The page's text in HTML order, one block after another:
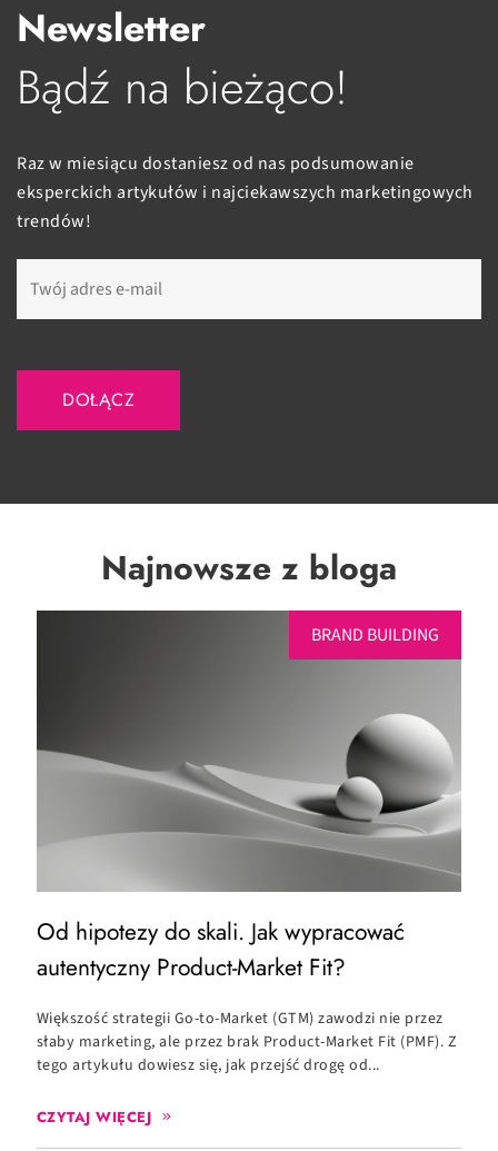
Newsletter
Bądź na bieżąco!
Raz w miesiącu dostaniesz od nas podsumowanie
eksperckich artykułów i najciekawszych marketingowych
trendów!
Najnowsze z bloga
BRAND BUILDING
Od hipotezy do skali. Jak wypracować
autentyczny Product-Market Fit?
Większość strategii Go-to-Market (GTM) zawodzi nie przez
słaby marketing, ale przez brak Product-Market Fit (PMF). Z
tego artykułu dowiesz się, jak przejść drogę od...
CZYTAJ WIĘCEJ